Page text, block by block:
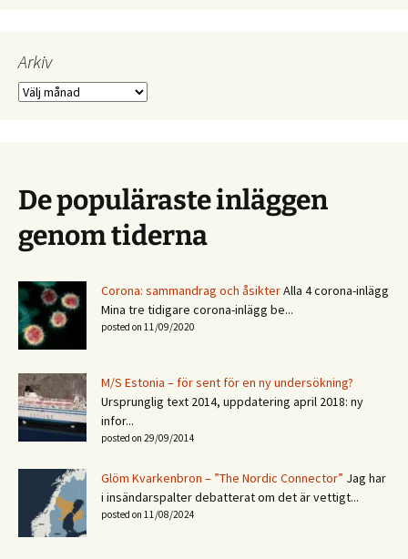
Arkiv
Arkiv
De populäraste inläggen
genom tiderna
Corona: sammandrag och åsikterAlla 4 corona-inlägg
Mina tre tidigare corona-inlägg be...
posted on 11/09/2020
M/S Estonia – för sent för en ny undersökning?
Ursprunglig text 2014, uppdatering april 2018: ny
infor...
posted on 29/09/2014
Glöm Kvarkenbron – ”The Nordic Connector” Jag har
i insändarspalter debatterat om det är vettigt...
posted on 11/08/2024